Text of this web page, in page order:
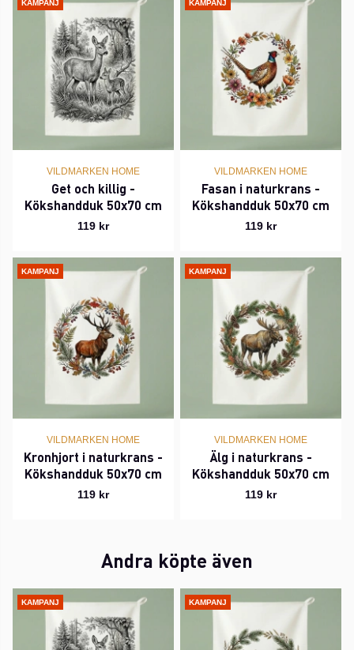
KAMPANJ
VILDMARKEN HOME
Get och killig -
Kökshandduk 50x70 cm
119 kr
KAMPANJ
VILDMARKEN HOME
Fasan i naturkrans -
Kökshandduk 50x70 cm
119 kr
KAMPANJ
VILDMARKEN HOME
Kronhjort i naturkrans -
Kökshandduk 50x70 cm
119 kr
KAMPANJ
VILDMARKEN HOME
Älg i naturkrans -
Kökshandduk 50x70 cm
119 kr
Andra köpte även
KAMPANJ KAMPANJ